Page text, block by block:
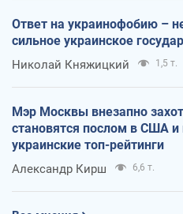
Ответ на украинофобию –
сильное украинское
Николай Княжицкий 1,5 т.
Мэр Москвы внезапно
становятся послом в США
украинские топ-рейтинги
Александр Кирш 6,6 т.